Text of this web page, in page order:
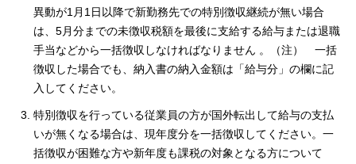
異動が1月1日以降で新勤務先での特別徴収継続が無い場合
は、5月分までの未徴収税額を最後に支給する給与または退職
手当などから一括徴収しなければなりません 。（注） 一括
徴収した場合でも、納入書の納入金額は「給与分」の欄に記
入してください。
特別徴収を行っている従業員の方が国外転出して給与の支払
いが無くなる場合は、現年度分を一括徴収してください。一
括徴収が困難な方や新年度も課税の対象となる方について